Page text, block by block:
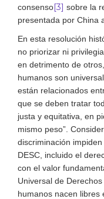
consenso[3] sobre la
presentada por China
En esta resolución
no priorizar ni
en detrimento de
humanos son
están relacionados
que se deben tratar
justa y equitativa, en
mismo peso”.
discriminación
DESC, incluido el
con el valor
Universal de
humanos nacen libres